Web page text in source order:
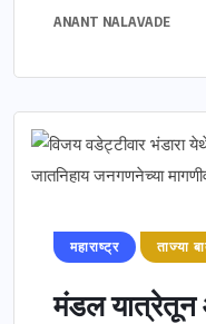
ANANT NALAVADE
महाराष्ट्र ताज्या
मंडल यात्रेतून